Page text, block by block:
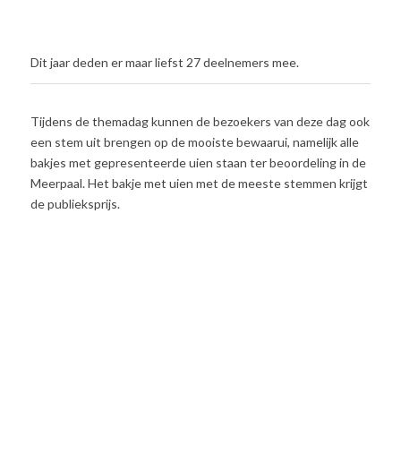
Dit jaar deden er maar liefst 27 deelnemers mee.
Tijdens de themadag kunnen de bezoekers van deze dag ook
een stem uit brengen op de mooiste bewaarui, namelijk alle
bakjes met gepresenteerde uien staan ter beoordeling in de
Meerpaal. Het bakje met uien met de meeste stemmen krijgt
de publieksprijs.